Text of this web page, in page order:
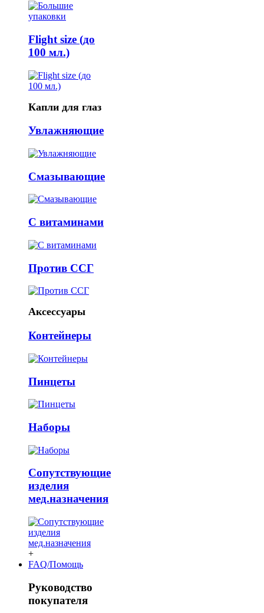
Flight size (до
100 мл.)
Капли для глаз
Увлажняющие
Смазывающие
С витаминами
Против ССГ
Аксессуары
Контейнеры
Пинцеты
Наборы
Сопутствующие
изделия
мед.назначения
+
FAQ/Помощь
Руководство
покупателя